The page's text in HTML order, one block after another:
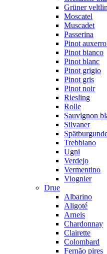
Grüner
Moscatel
Muscadet
Passerina
Pinot
Pinot bianco
Pinot blanc
Pinot grigio
Pinot gris
Pinot noir
Riesling
Rolle
Sauvignon
Silvaner
Trebbiano
Ugni
Verdejo
Vermentino
Viognier
Drue
Albarino
Aligoté
Arneis
Chardonnay
Clairette
Colombard
Fernão pires